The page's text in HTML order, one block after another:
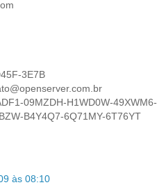
3E7B
09MZDH-H1WD0W-49XWM6-
B4Y4Q7-6Q71MY-6T76YT
às 08:10